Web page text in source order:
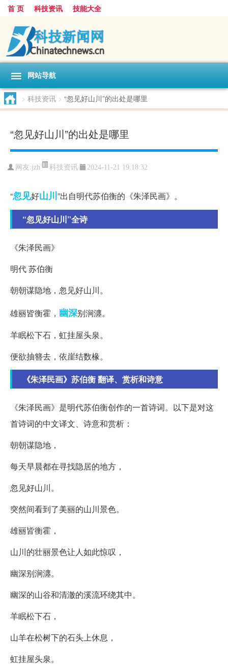
首 页 科技资讯 技能大全
网站导航
> 科技资讯 > “忽见好山川”的出处是哪里
“忽见好山川”的出处是哪里
网友:jzh 科技资讯 2024-11-21 19:18:32
“忽见好山川”出自明代苏伯衡的《朱泽民画》。
“忽见好山川”全诗
《朱泽民画》
明代 苏伯衡
朝朝谋隐地，忽见好山川。
雄丽皆衡霍， 幽深别涧瀍。
羊眠松下石，虹挂屋头泉。
便欲抽簪去，依崖结数椽。
《朱泽民画》苏伯衡 翻译、赏析和诗意
《朱泽民画》是明代苏伯衡创作的一首诗词。以下是对这
首诗词的中文译文、诗意和赏析：
朝朝谋隐地，
每天早晨都在寻找隐居的地方，
忽见好山川。
突然间看到了美丽的山川景色。
雄丽皆衡霍，
山川的壮丽景色让人如此惊叹，
幽深别涧瀍。
幽深的山谷和清澈的溪流环绕其中。
羊眠松下石，
山羊在松树下的石头上休息，
虹挂屋头泉。